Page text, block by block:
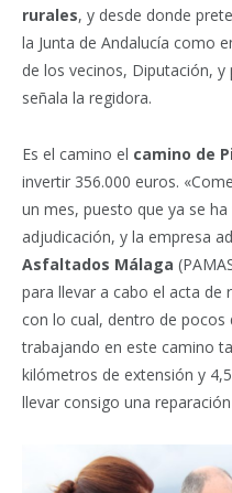
rurales, y desde donde
la Junta de Andalucía como
de los vecinos, Diputación,
señala la regidora.
Es el camino el camino de
invertir 356.000 euros.
un mes, puesto que ya se
adjudicación, y la empresa
Asfaltados Málaga
para llevar a cabo el acta de
con lo cual, dentro de pocos
trabajando en este camino
kilómetros de extensión y
llevar consigo una